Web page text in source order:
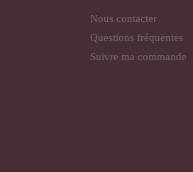
Nous contacter
Questions fréquentes
Suivre ma commande